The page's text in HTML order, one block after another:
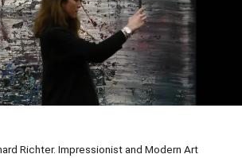
Richter. Impressionist and Modern Art